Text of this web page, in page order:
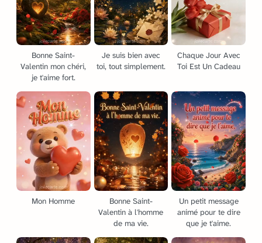
Bonne Saint-
Valentin mon chéri,
je t'aime fort.
Je suis bien avec
toi, tout simplement.
Chaque Jour Avec
Toi Est Un Cadeau
Mon Homme
Bonne Saint-
Valentin à l'homme
de ma vie.
Un petit message
animé pour te dire
que je t'aime.